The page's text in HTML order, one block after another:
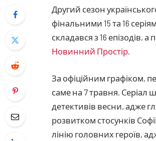
Другий сезон
фінальними 15 та 16
складався з 16 епізодів,
Новинний Простір.
За офіційним графіком,
саме на 7 травня. Серіал
детективів весни, адже
розвитком стосунків
лінію головних героїв,